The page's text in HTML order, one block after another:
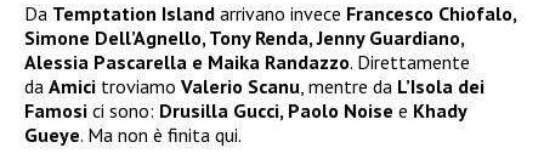
Da Temptation Island arrivano invece Francesco Chiofalo,
Simone Dell’Agnello, Tony Renda, Jenny Guardiano,
Alessia Pascarella e Maika Randazzo. Direttamente
da Amici troviamo Valerio Scanu, mentre da L’Isola dei
Famosi ci sono: Drusilla Gucci, Paolo Noise e Khady
Gueye. Ma non è finita qui.